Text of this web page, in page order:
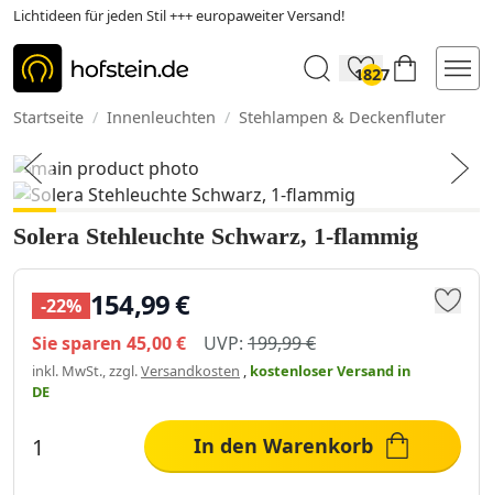
Lichtideen für jeden Stil +++ europaweiter Versand!
1827
Startseite / Innenleuchten / Stehlampen & Deckenfluter
Solera Stehleuchte Schwarz, 1-flammig
-22% 154,99 €
Sie sparen 45,00 € UVP: 199,99 €
inkl. MwSt., zzgl.Versandkosten , kostenloser Versand in
DE
In den Warenkorb